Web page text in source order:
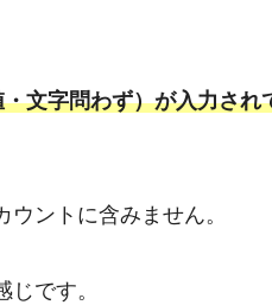
文字問わず）が入力さ
ントに含みません。
です。